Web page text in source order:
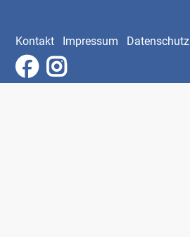
Kontakt Impressum Datenschutz